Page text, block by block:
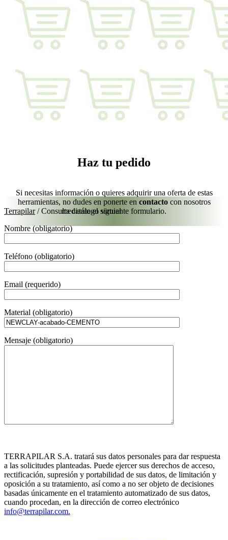
Terrapilar/Consulta catálogo virtual
Haz tu pedido
Si necesitas información o quieres adquirir una oferta de estas
herramientas, no dudes en ponerte en contactocon nosotros
mediante el siguiente formulario.
Nombre (obligatorio)
Teléfono (obligatorio)
Email (requerido)
Material (obligatorio)
Mensaje (obligatorio)
TERRAPILAR S.A. tratará sus datos personales para dar respuesta
a las solicitudes planteadas. Puede ejercer sus derechos de acceso,
rectificación, supresión y portabilidad de sus datos, de limitación y
oposición a su tratamiento, así como a no ser objeto de decisiones
basadas únicamente en el tratamiento automatizado de sus datos,
cuando procedan, en la dirección de correo electrónico
info@terrapilar.com.